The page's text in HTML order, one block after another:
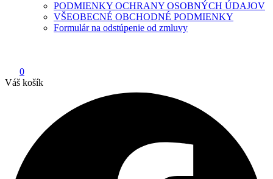
PODMIENKY OCHRANY OSOBNÝCH ÚDAJOV
VŠEOBECNÉ OBCHODNÉ PODMIENKY
Formulár na odstúpenie od zmluvy
0
Váš košík